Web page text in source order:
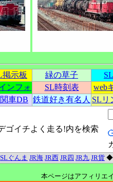
掲示板 緑の草子
ンフォ SL時刻表
web
車DB 鉄道好き有名人 SLリ
ゴイチよく走る!内を検索
SLぐんま JR海 JR西 JR四 JR九 JR貨
本ページはアフィリエ